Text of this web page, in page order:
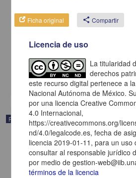
Oda pronunciada en el banquete que la
señor primer gefe del Ejército Imperial, en el
[sin autor] - Imprenta Imperial de D. Alejandro
Multidisciplina
Publicación
Ficha original share Compartir
Licencia de uso
La titularidad
derechos
este recurso digital pertenece a
Nacional Autónoma de México.
por una licencia Creative
4.0 Internacional,
https://creativecommons.org/
nd/4.0/legalcode.es, fecha de
licencia 2019-01-11, para un uso
consultar al responsable jurídico
por medio de gestion-
términos de la licencia